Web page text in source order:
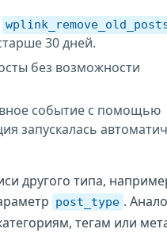
30 дней.
без возможности
событие с помощью
запускалась
другого типа,
post_type .
тегам или